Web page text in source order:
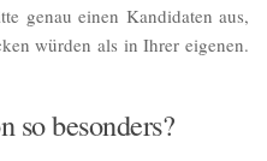
genau einen Kandidaten aus,
würden als in Ihrer eigenen.
so besonders?